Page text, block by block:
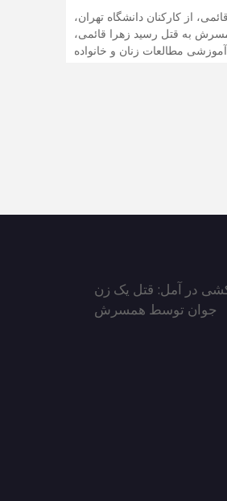
از کارکنان دانشگاه تهران،
به قتل رسید زهرا قائمی،
مطالعات زنان و خانواده
در آمل: قتل یک زن
جوان توسط همسرش